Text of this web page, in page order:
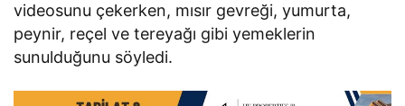
videosunu çekerken, mısır gevreği, yumurta,
peynir, reçel ve tereyağı gibi yemeklerin
sunulduğunu söyledi.